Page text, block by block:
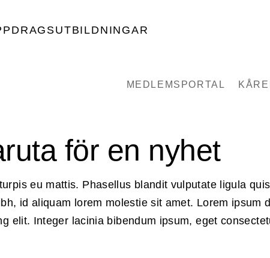
MEDLEMSPORTAL
för en nyhet
eu mattis. Phasellus blandit vulputate ligula
id aliquam lorem molestie sit amet. Lorem ipsum
elit. Integer lacinia bibendum ipsum, eget